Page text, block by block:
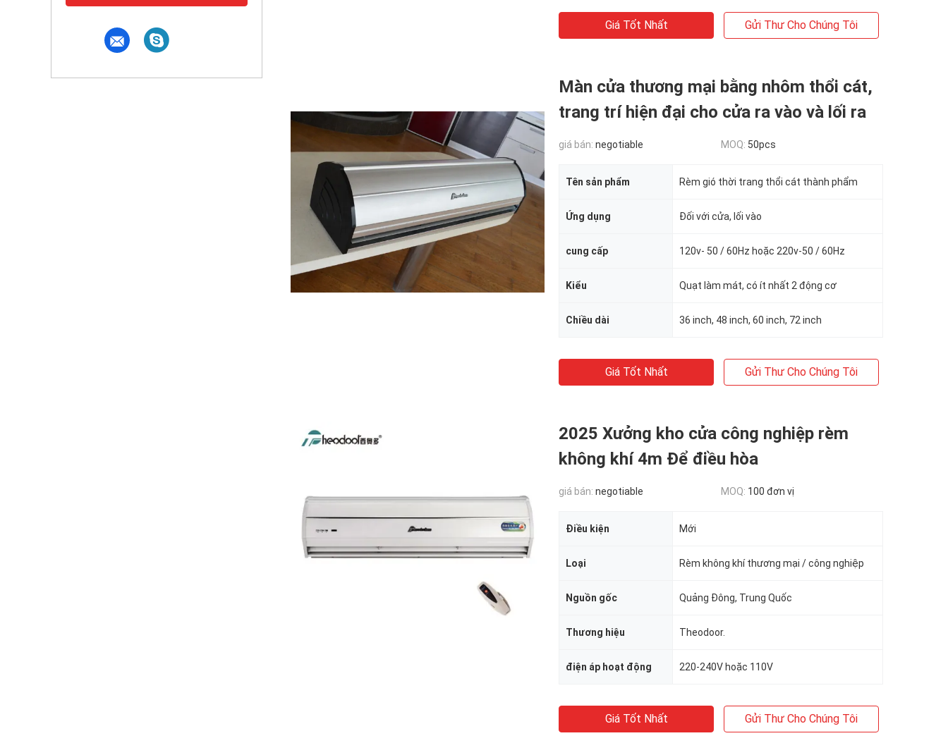
Giá Tốt Nhất Gửi Thư Cho Chúng Tôi
Màn cửa thương mại bằng nhôm thổi cát,
trang trí hiện đại cho cửa ra vào và lối ra
giá bán: negotiable MOQ: 50pcs
Tên sản phẩm Rèm gió thời trang thổi cát thành phẩm
Ứng dụng Đối với cửa, lối vào
cung cấp 120v- 50 / 60Hz hoặc 220v-50 / 60Hz
Kiểu Quạt làm mát, có ít nhất 2 động cơ
Chiều dài 36 inch, 48 inch, 60 inch, 72 inch
Giá Tốt Nhất Gửi Thư Cho Chúng Tôi
2025 Xưởng kho cửa công nghiệp rèm
không khí 4m Để điều hòa
giá bán: negotiable MOQ: 100 đơn vị
Điều kiện Mới
Loại Rèm không khí thương mại / công nghiệp
Nguồn gốc Quảng Đông, Trung Quốc
Thương hiệu Theodoor.
điện áp hoạt động 220-240V hoặc 110V
Giá Tốt Nhất Gửi Thư Cho Chúng Tôi